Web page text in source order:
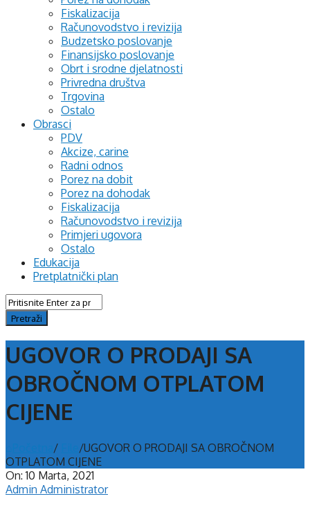
Fiskalizacija
Računovodstvo i revizija
Budzetsko poslovanje
Finansijsko poslovanje
Obrt i srodne djelatnosti
Privredna društva
Trgovina
Ostalo
Obrasci
PDV
Akcize, carine
Radni odnos
Porez na dobit
Porez na dohodak
Fiskalizacija
Računovodstvo i revizija
Primjeri ugovora
Ostalo
Edukacija
Pretplatnički plan
UGOVOR O PRODAJI SA
OBROČNOM OTPLATOM
CIJENE
/ /UGOVOR O PRODAJI SA OBROČNOM
OTPLATOM CIJENE
On: 10 Marta, 2021
Admin Administrator